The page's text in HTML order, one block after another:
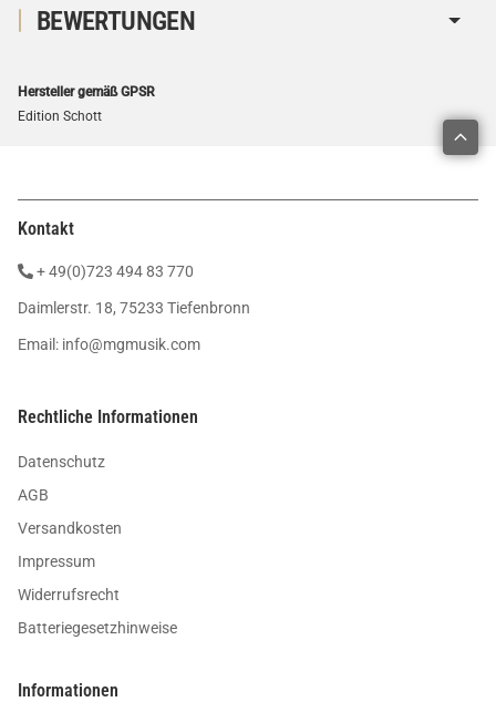
BEWERTUNGEN
Hersteller gemäß GPSR
Edition Schott
Kontakt
+ 49(0)723 494 83 770
Daimlerstr. 18, 75233 Tiefenbronn
Email: info@mgmusik.com
Rechtliche Informationen
Datenschutz
AGB
Versandkosten
Impressum
Widerrufsrecht
Batteriegesetzhinweise
Informationen